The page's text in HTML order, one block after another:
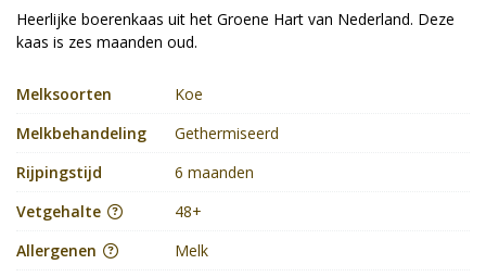
Heerlijke boerenkaas uit het Groene Hart van Nederland. Deze
kaas is zes maanden oud.
Melksoorten
Koe
Melkbehandeling
Gethermiseerd
Rijpingstijd
6 maanden
Vetgehalte
48+
Allergenen
Melk